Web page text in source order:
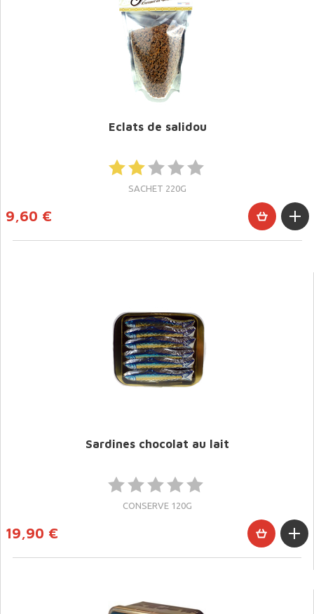
Eclats de salidou
SACHET 220G
9,60 €
Sardines chocolat au lait
CONSERVE 120G
19,90 €